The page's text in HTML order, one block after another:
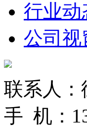
行业动
公司视
联系人：
手 机：